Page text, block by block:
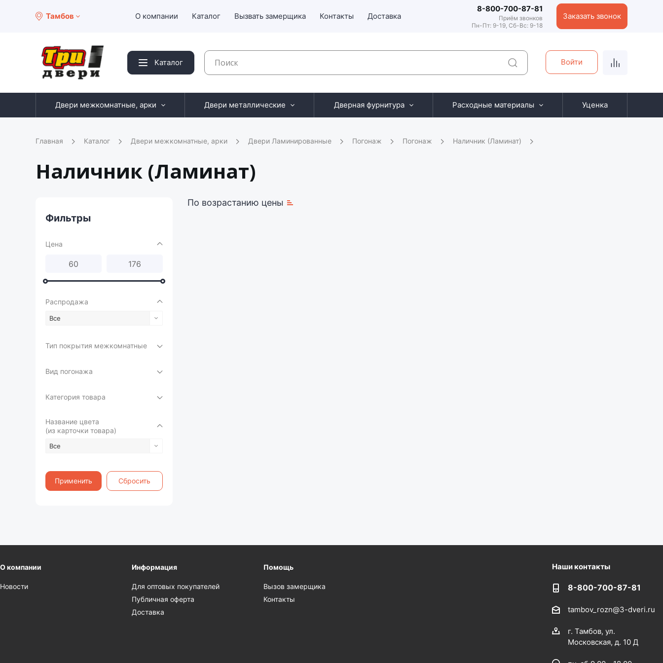
Тамбов О компании Каталог Вызвать замерщика Контакты Доставка
8-800-700-87-81
Приём звонков
Пн-Пт: 9-19, Сб-Вс: 9-18
Заказать звонок
Каталог Войти
Двери межкомнатные, арки Двери металлические Дверная фурнитура Расходные материалы Уценка
Главная Каталог Двери межкомнатные, арки Двери Ламинированные Погонаж Погонаж Наличник (Ламинат)
Наличник (Ламинат)
Фильтры
Цена
Распродажа
Все
Тип покрытия межкомнатные
Вид погонажа
Категория товара
Название цвета
(из карточки товара)
Все
Применить Сбросить
По возрастанию цены
О компании
Новости
Информация
Для оптовых покупателей
Публичная оферта
Доставка
Помощь
Вызов замерщика
Контакты
Наши контакты
8-800-700-87-81
tambov_rozn@3-dveri.ru
г. Тамбов, ул.
Московская, д. 10 Д